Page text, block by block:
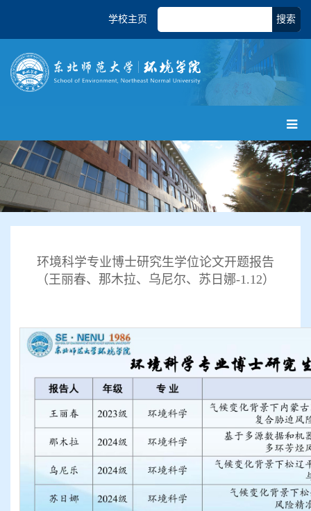
搜索
学校主页
环境科学专业博士研究生学位论文开题报告
（王丽春、那木拉、乌尼尔、苏日娜-1.12）